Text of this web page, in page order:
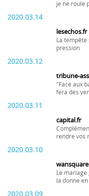
je ne roule
2020.03.14
lesechos.fr
La
pression
2020.03.12
tribune-
"Face aux
fera des
2020.03.11
capital.fr
rendre vos
2020.03.10
Le
la donne
2020.03.09